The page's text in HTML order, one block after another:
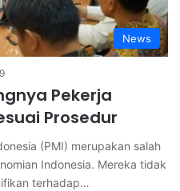
News
Pekerja
Prosedur
(PMI) merupakan salah
Indonesia. Mereka tidak
terhadap…